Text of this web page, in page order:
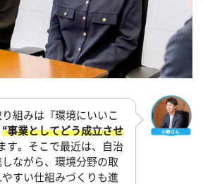
組みは『環境にいいこ
“事業としてどう成立させ
す。そこで最近は、自治
ながら、環境分野の取
すい仕組みづくりも進